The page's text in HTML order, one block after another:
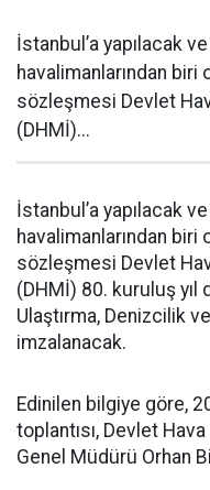
İstanbul’a yapılacak
havalimanlarından biri
sözleşmesi Devlet
(DHMİ)...
İstanbul’a yapılacak
havalimanlarından biri
sözleşmesi Devlet
(DHMİ) 80. kuruluş yıl
Ulaştırma, Denizcilik
imzalanacak.
Edinilen bilgiye göre,
toplantısı, Devlet
Genel Müdürü Orhan